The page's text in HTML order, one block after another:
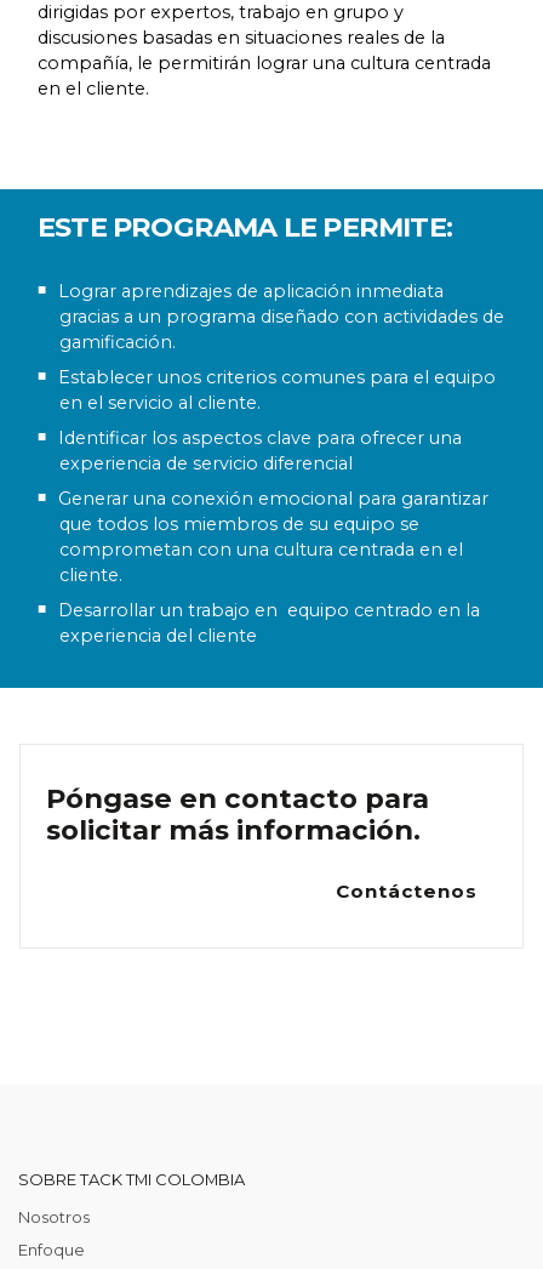
dirigidas por expertos, trabajo en grupo y
discusiones basadas en situaciones reales de la
compañía, le permitirán lograr una cultura centrada
en el cliente.
ESTE PROGRAMA LE PERMITE:
Lograr aprendizajes de aplicación inmediata
gracias a un programa diseñado con actividades de
gamificación.
Establecer unos criterios comunes para el equipo
en el servicio al cliente.
Identificar los aspectos clave para ofrecer una
experiencia de servicio diferencial
Generar una conexión emocional para garantizar
que todos los miembros de su equipo se
comprometan con una cultura centrada en el
cliente.
Desarrollar un trabajo en equipo centrado en la
experiencia del cliente
Póngase en contacto para
solicitar más información.
Contáctenos
SOBRE TACK TMI COLOMBIA
Nosotros
Enfoque